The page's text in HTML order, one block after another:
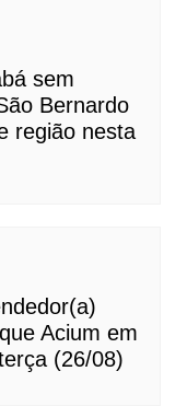
sem
Bernardo
região nesta
Acium em
(26/08)